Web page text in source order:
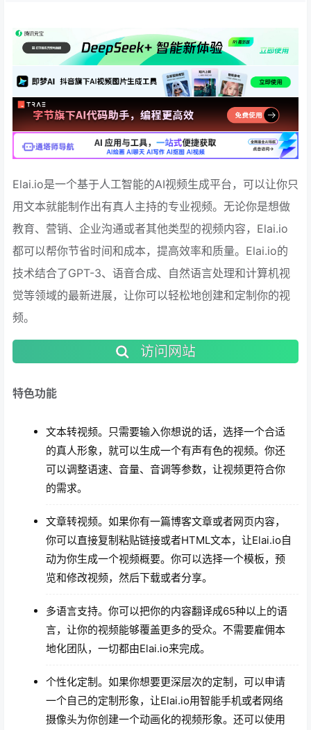
Elai.io是一个基于人工智能的AI视频生成平台，可以让你只
用文本就能制作出有真人主持的专业视频。无论你是想做
教育、营销、企业沟通或者其他类型的视频内容，Elai.io
都可以帮你节省时间和成本，提高效率和质量。Elai.io的
技术结合了GPT-3、语音合成、自然语言处理和计算机视
觉等领域的最新进展，让你可以轻松地创建和定制你的视
频。
访问网站
特色功能
文本转视频。只需要输入你想说的话，选择一个合适
的真人形象，就可以生成一个有声有色的视频。你还
可以调整语速、音量、音调等参数，让视频更符合你
的需求。
文章转视频。如果你有一篇博客文章或者网页内容，
你可以直接复制粘贴链接或者HTML文本，让Elai.io自
动为你生成一个视频概要。你可以选择一个模板，预
览和修改视频，然后下载或者分享。
多语言支持。你可以把你的内容翻译成65种以上的语
言，让你的视频能够覆盖更多的受众。不需要雇佣本
地化团队，一切都由Elai.io来完成。
个性化定制。如果你想要更深层次的定制，可以申请
一个自己的定制形象，让Elai.io用智能手机或者网络
摄像头为你创建一个动画化的视频形象。还可以使用